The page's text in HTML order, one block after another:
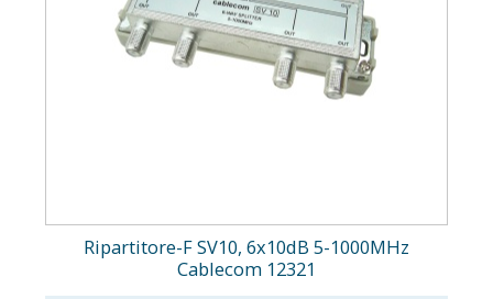
Ripartitore-F SV10, 6x10dB 5-1000MHz
Cablecom 12321